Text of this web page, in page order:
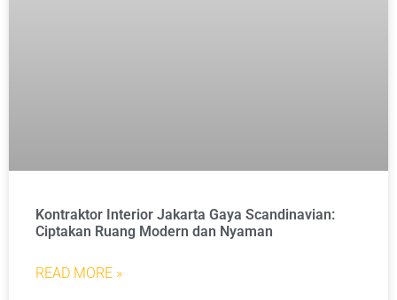
Kontraktor Interior Jakarta Gaya Scandinavian:
Ciptakan Ruang Modern dan Nyaman
READ MORE »